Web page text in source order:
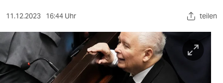
sport
berlin
11.12.2023 16:44 Uhr teilen